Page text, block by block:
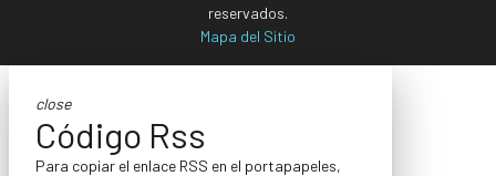
reservados.
Mapa del Sitio
close
Código Rss
Para copiar el enlace RSS en el portapapeles,